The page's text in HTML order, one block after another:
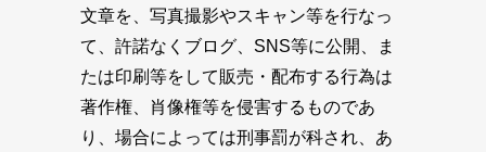
文章を、写真撮影やスキャン等を行なっ
て、許諾なくブログ、SNS等に公開、ま
たは印刷等をして販売・配布する行為は
著作権、肖像権等を侵害するものであ
り、場合によっては刑事罰が科され、あ